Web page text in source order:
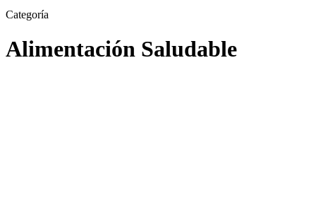
Categoría
Alimentación Saludable